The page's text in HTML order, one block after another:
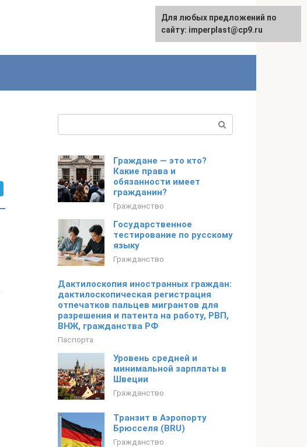
Граждане — это кто?
Какие права и
обязанности имеет
гражданин?
Гражданство
Государственное
тестирование по русскому
языку
Гражданство
Дактилоскопия иностранных граждан:
дактилоскопическая регистрация
отпечатков пальцев мигрантов для
разрешения и патента на работу, РВП,
ВНЖ, гражданства РФ
Паспорта
Уровень средней и
минимальной зарплаты в
Швеции
Гражданство
Транзит в Аэропорту
Брюсселя (BRU)
Гражданство
Для любых предложений по
сайту: imperplast@cp9.ru